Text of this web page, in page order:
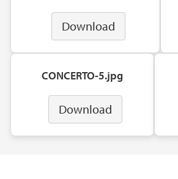
Download
CONCERTO-5.jpg
Download